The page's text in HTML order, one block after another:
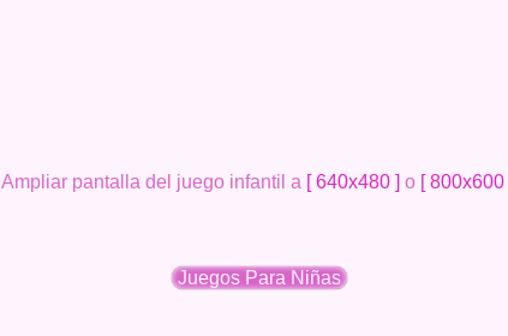
Ampliar pantalla del juego infantil a [ 640x480 ] o [ 800x600
Juegos Para Niñas